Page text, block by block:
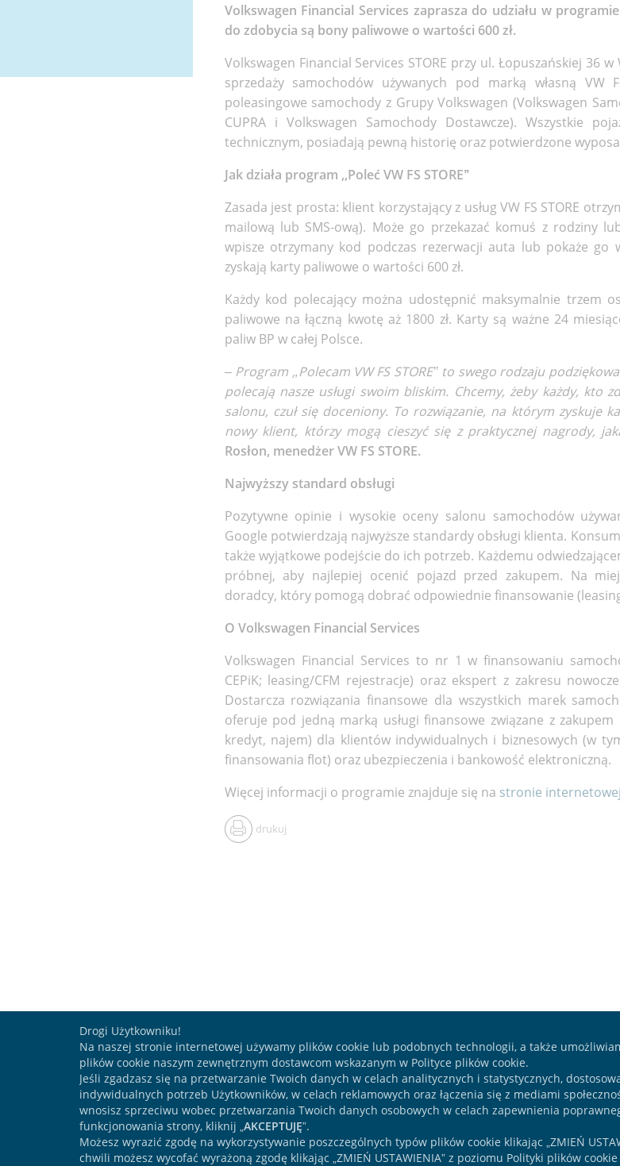
Volkswagen Financial Services zaprasza do udziału w
do zdobycia są bony paliwowe o wartości 600 zł.
Volkswagen Financial Services STORE przy ul. Łopuszańskiej 36
sprzedaży samochodów używanych pod marką własną VW
poleasingowe samochody z Grupy Volkswagen (Volkswagen
CUPRA i Volkswagen Samochody Dostawcze). Wszystkie
technicznym, posiadają pewną historię oraz potwierdzone
Jak działa program ,,Poleć VW FS STORE’’
Zasada jest prosta: klient korzystający z usług VW FS STORE
mailową lub SMS-ową). Może go przekazać komuś z rodziny
wpisze otrzymany kod podczas rezerwacji auta lub pokaże go
zyskają karty paliwowe o wartości 600 zł.
Każdy kod polecający można udostępnić maksymalnie trzem
paliwowe na łączną kwotę aż 1800 zł. Karty są ważne 24
paliw BP w całej Polsce.
– Program ,‚Polecam VW FS STORE’’ to swego rodzaju
polecają nasze usługi swoim bliskim. Chcemy, żeby każdy, kto
salonu, czuł się doceniony. To rozwiązanie, na którym zyskuje
nowy klient, którzy mogą cieszyć się z praktycznej nagrody,
Rosłon, menedżer VW FS STORE.
Najwyższy standard obsługi
Pozytywne opinie i wysokie oceny salonu samochodów
Google potwierdzają najwyższe standardy obsługi klienta.
także wyjątkowe podejście do ich potrzeb. Każdemu
próbnej, aby najlepiej ocenić pojazd przed zakupem. Na
doradcy, który pomogą dobrać odpowiednie finansowanie
O Volkswagen Financial Services
Volkswagen Financial Services to nr 1 w finansowaniu
CEPiK; leasing/CFM rejestracje) oraz ekspert z zakresu
Dostarcza rozwiązania finansowe dla wszystkich marek
oferuje pod jedną marką usługi finansowe związane z
kredyt, najem) dla klientów indywidualnych i biznesowych (w
finansowania flot) oraz ubezpieczenia i bankowość elektroniczną.
Więcej informacji o programie znajduje się na stronie
drukuj
Drogi Użytkowniku!
Na naszej stronie internetowej używamy plików cookie lub podobnych technologii, a także
plików cookie naszym zewnętrznym dostawcom wskazanym w Polityce plików cookie.
Jeśli zgadzasz się na przetwarzanie Twoich danych w celach analitycznych i statystycznych,
indywidualnych potrzeb Użytkowników, w celach reklamowych oraz łączenia się z mediami
wnosisz sprzeciwu wobec przetwarzania Twoich danych osobowych w celach zapewnienia
funkcjonowania strony, kliknij „AKCEPTUJĘ”.
Możesz wyrazić zgodę na wykorzystywanie poszczególnych typów plików cookie klikając „ZMIEŃ
chwili możesz wycofać wyrażoną zgodę klikając „ZMIEŃ USTAWIENIA” z poziomu Polityki plików